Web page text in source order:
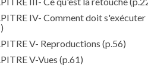
IV- Comment doit s'exécuter
V- Reproductions (p.56)
V-Vues (p.61)